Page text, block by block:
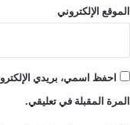
الموقع الإلكتروني
احفظ اسمي، بريدي
المرة المقبلة في تعليقي.